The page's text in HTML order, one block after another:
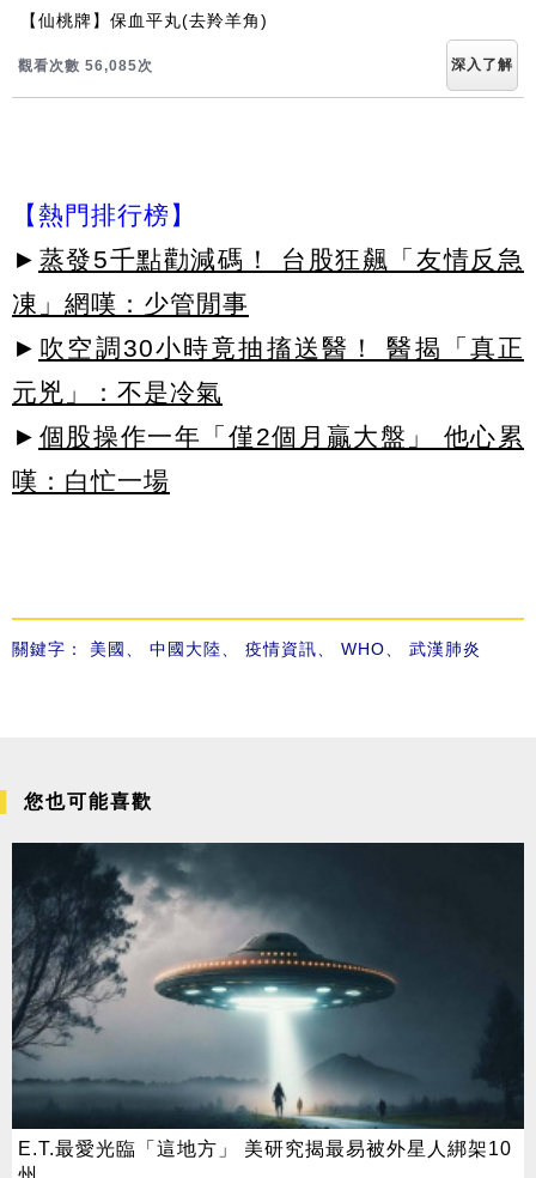
【仙桃牌】保血平丸(去羚羊角)
觀看次數 56,085次 深入了解
【熱門排行榜】
► 蒸發5千點勸減碼！ 台股狂飆「友情反急
凍」網嘆：少管閒事
► 吹空調30小時竟抽搐送醫！ 醫揭「真正
元兇」：不是冷氣
► 個股操作一年「僅2個月贏大盤」 他心累
嘆：白忙一場
關鍵字： 美國 中國大陸 疫情資訊 WHO 武漢肺炎
您也可能喜歡
E.T.最愛光臨「這地方」 美研究揭最易被外星人綁架10